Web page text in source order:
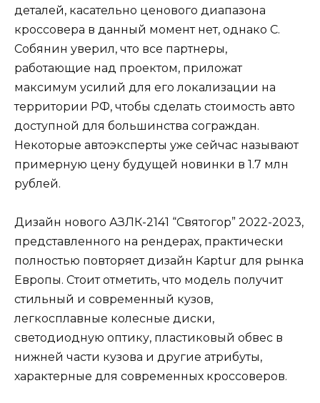
деталей, касательно ценового диапазона
кроссовера в данный момент нет, однако С.
Собянин уверил, что все партнеры,
работающие над проектом, приложат
максимум усилий для его локализации на
территории РФ, чтобы сделать стоимость авто
доступной для большинства сограждан.
Некоторые автоэксперты уже сейчас называют
примерную цену будущей новинки в 1.7 млн
рублей.
Дизайн нового АЗЛК-2141 “Святогор” 2022-2023,
представленного на рендерах, практически
полностью повторяет дизайн Kaptur для рынка
Европы. Стоит отметить, что модель получит
стильный и современный кузов,
легкосплавные колесные диски,
светодиодную оптику, пластиковый обвес в
нижней части кузова и другие атрибуты,
характерные для современных кроссоверов.